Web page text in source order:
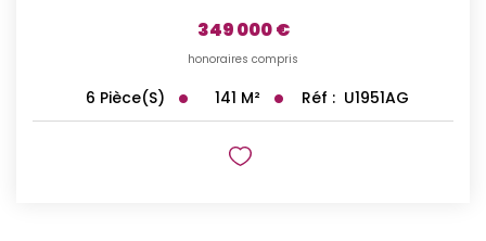
349 000 €
honoraires compris
6 Pièce(s) 141 M² Réf : U1951AG